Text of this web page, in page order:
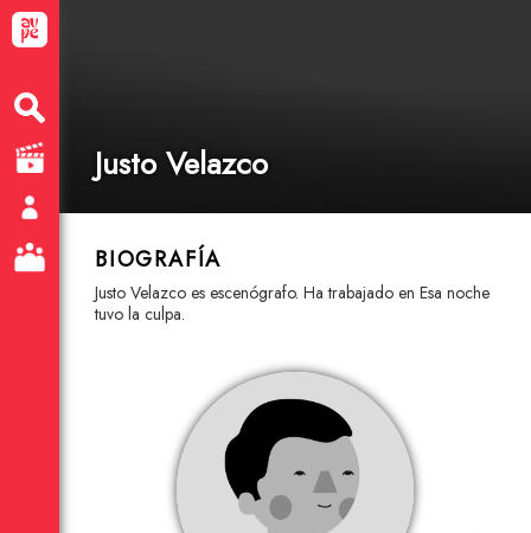
Justo Velazco
BIOGRAFÍA
Justo Velazco es escenógrafo. Ha trabajado en Esa noche
tuvo la culpa.